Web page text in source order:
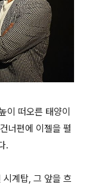
이 떠오른 태양이
너편에 이젤을 펼
.
계탑, 그 앞을 흐